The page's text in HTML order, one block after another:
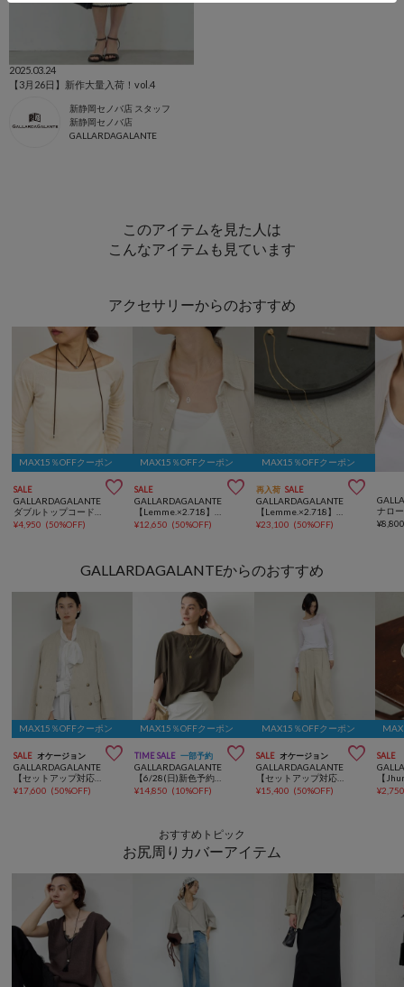
2025.03.24
【3月26日】新作大量入荷！vol.4
新静岡セノバ店 スタッフ
新静岡セノバ店
GALLARDAGALANTE
このアイテムを見た人は
こんなアイテムも見ています
アクセサリーからのおすすめ
MAX15％OFFクーポン
SALE 
GALLARDAGALANTE
ダブルトップコードネックレス
¥4,950 (50%OFF)
MAX15％OFFクーポン
SALE 
GALLARDAGALANTE
【Lemme.×2.718】アンクネックレス
¥12,650 (50%OFF)
MAX15％OFFクーポン
再入荷 SALE 
GALLARDAGALANTE
【Lemme.×2.718】ピラミッドネックレス
¥23,100 (50%OFF) ¥
GALLARDAGALANTEからのおすすめ
MAX15％OFFクーポン
SALE オケージョン 
GALLARDAGALANTE
¥17,600 (50%OFF)
MAX15％OFFクーポン
TIME SALE 一部予約 
GALLARDAGALANTE
¥14,850 (10%OFF)
MAX15％OFFクーポン
SALE オケージョン 
GALLARDAGALANTE
【セットアップ対応】ダブルタックツイードパンツ
¥15,400 (50%OFF)
SALE
¥
おすすめトピック
お尻周りカバーアイテム